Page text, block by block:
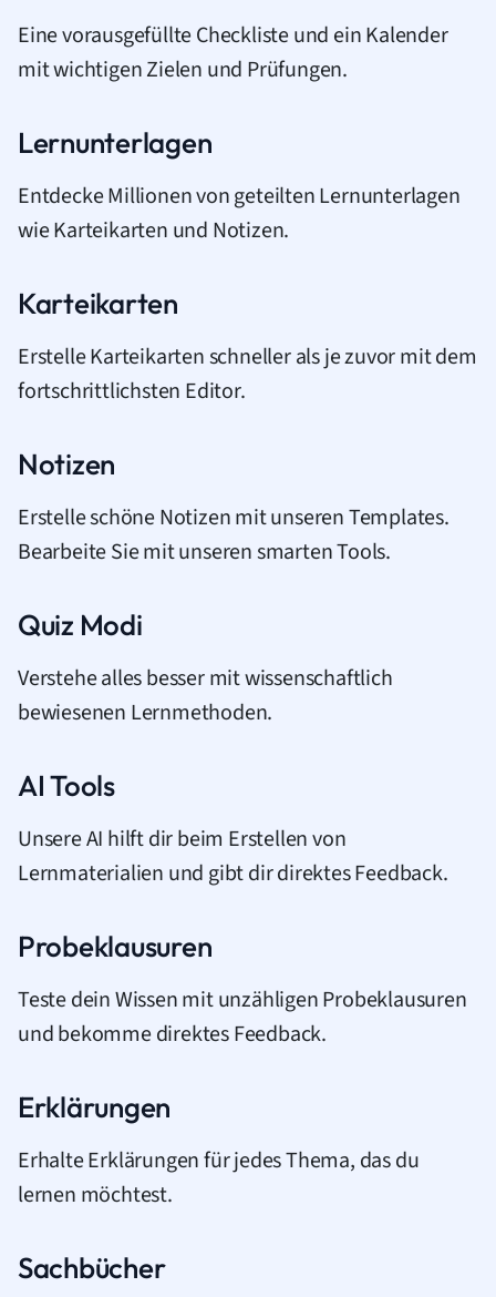
Eine vorausgefüllte Checkliste und ein Kalender
mit wichtigen Zielen und Prüfungen.
Lernunterlagen
Entdecke Millionen von geteilten Lernunterlagen
wie Karteikarten und Notizen.
Karteikarten
Erstelle Karteikarten schneller als je zuvor mit dem
fortschrittlichsten Editor.
Notizen
Erstelle schöne Notizen mit unseren Templates.
Bearbeite Sie mit unseren smarten Tools.
Quiz Modi
Verstehe alles besser mit wissenschaftlich
bewiesenen Lernmethoden.
AI Tools
Unsere AI hilft dir beim Erstellen von
Lernmaterialien und gibt dir direktes Feedback.
Probeklausuren
Teste dein Wissen mit unzähligen Probeklausuren
und bekomme direktes Feedback.
Erklärungen
Erhalte Erklärungen für jedes Thema, das du
lernen möchtest.
Sachbücher